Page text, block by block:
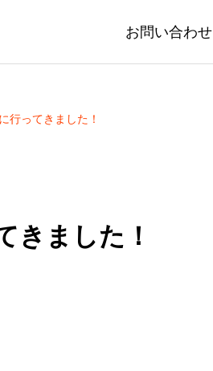
お問い合わせ
行ってきました！
ました！